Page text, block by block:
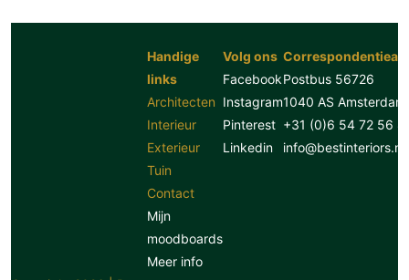
Handige
links
Architecten
Interieur
Exterieur
Tuin
Contact
Mijn
moodboards
Meer info
Volg ons
Facebook
Instagram
Pinterest
Linkedin
Postbus 56726
1040 AS Amsterdam
+31 (0)6 54 72 56
info@bestinteriors.nl